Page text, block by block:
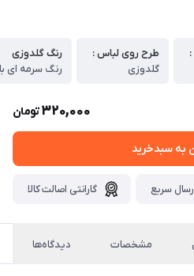
طرح روی لباس :
گلدوزی
رنگ گلدوزی
رنگ سرمه ای
320,000تومان
به سبدخرید
سریع گارانتی اصالت کالا
مشخصات دیدگاه‌ها